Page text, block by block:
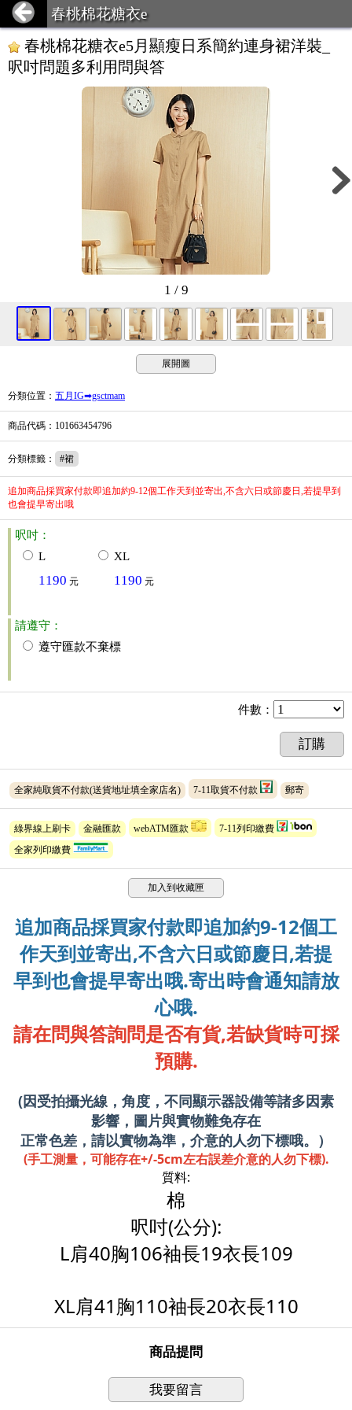
春桃棉花糖衣e
春桃棉花糖衣e5月顯瘦日系簡約連身裙洋裝_
呎吋問題多利用問與答
1 / 9
展開圖
分類位置 ： 五月IG➡gsctmam
商品代碼 ：101663454796
分類標籤 ： #裙
追加商品採買家付款即追加約9-12個工作天到並寄出,不含六日或節慶日,若提早到
也會提早寄出哦
呎吋：
L
1190 元
XL
1190 元
請遵守：
遵守匯款不棄標
件數 ：
訂購
全家純取貨不付款(送貨地址填全家店名) 7-11取貨不付款 郵寄
綠界線上刷卡 金融匯款 webATM匯款
7-11列印繳費
全家列印繳費
加入到收藏匣
追加商品採買家付款即追加約9-12個工
作天到並寄出,不含六日或節慶日,若提
早到也會提早寄出哦.寄出時會通知請放
心哦.
請在問與答詢問是否有貨,若缺貨時可採
預購.
(因受拍攝光線，角度，不同顯示器設備等諸多因素
影響，圖片與實物難免存在
正常色差，請以實物為準，介意的人勿下標哦。）
(手工測量，可能存在+/-5cm左右誤差介意的人勿下標).
質料:
棉
呎吋(公分):
L肩40胸106袖長19衣長109
XL肩41胸110袖長20衣長110
商品提問
我要留言